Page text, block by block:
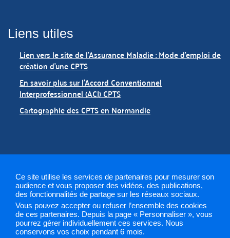
Ce site utilise les services de partenaires pour mesurer son
audience et vous proposer des vidéos, des publications,
des fonctionnalités de partage sur les réseaux sociaux.
Vous pouvez accepter ou refuser l’ensemble des cookies
de ces partenaires. Depuis la page « Personnaliser », vous
pourrez gérer individuellement ces services. Nous
conservons vos choix pendant 6 mois.
Liens utiles
Lien vers le site de l'Assurance Maladie : Mode d'emploi de
création d'une CPTS
En savoir plus sur l'Accord Conventionnel
Interprofessionnel (ACI) CPTS
Cartographie des CPTS en Normandie
Mentions légales Plan du site Gestion des cookies